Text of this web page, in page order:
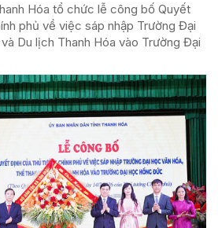
Hóa tổ chức lễ công bố Quyết
phủ về việc sáp nhập Trường Đại
Du lịch Thanh Hóa vào Trường Đại